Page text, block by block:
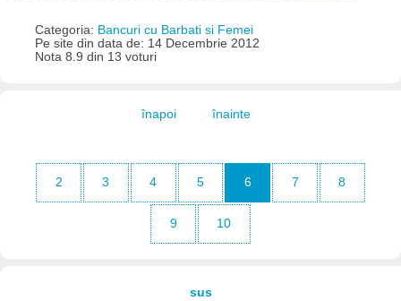
Categoria: Bancuri cu Barbati si Femei
Pe site din data de: 14 Decembrie 2012
Nota 8.9 din 13 voturi
înapoi înainte
2 3 4 5 6 7 8
9 10
sus